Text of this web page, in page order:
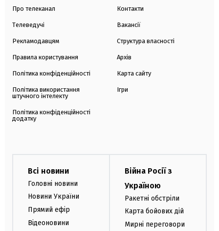
Про телеканал
Телеведучі
Рекламодавцям
Правила користування
Політика конфіденційності
Політика використання
штучного інтелекту
Політика конфіденційності
додатку
Контакти
Вакансії
Структура власності
Архів
Карта сайту
Ігри
Всі новини
Головні новини
Новини України
Прямий ефір
Відеоновини
Війна Росії з
Україною
Ракетні обстріли
Карта бойових дій
Мирні переговори